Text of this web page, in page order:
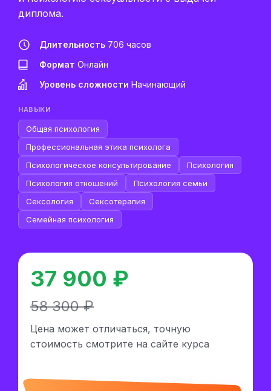
диплома.
Длительность 706 часов
Формат Онлайн
Уровень сложности Начинающий
НАВЫКИ
Общая психология
Профессиональная этика психолога
Психологическое консультирование
Психология
Психология отношений
Психология семьи
Сексология
Сексотерапия
Семейная психология
37 900 ₽
58 300 ₽
Цена может отличаться, точную
стоимость смотрите на сайте курса